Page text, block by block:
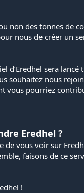
non des tonnes de
nous de créer un
d’Eredhel sera
souhaitez nous
vous pourriez
Eredhel ?
de vous voir sur
faisons de ce
!